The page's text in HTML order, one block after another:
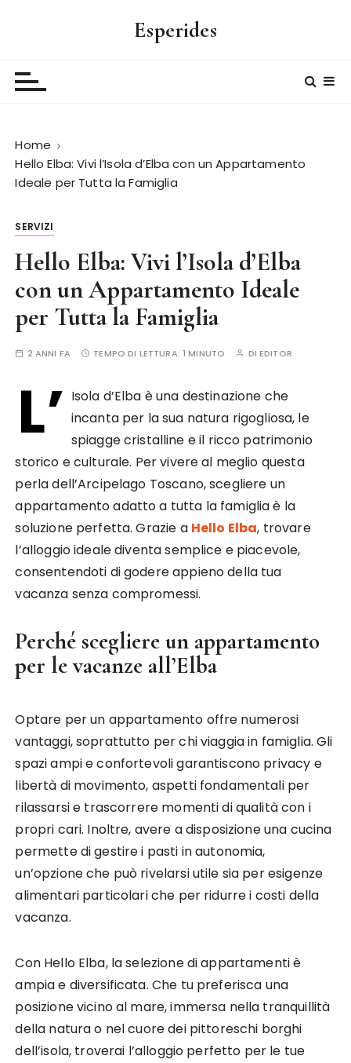
Esperides
Home
Hello Elba: Vivi l’Isola d’Elba con un Appartamento
Ideale per Tutta la Famiglia
SERVIZI
Hello Elba: Vivi l’Isola d’Elba
con un Appartamento Ideale
per Tutta la Famiglia
2 ANNI FA TEMPO DI LETTURA:1 MINUTO DI EDITOR
L’ Isola d’Elba è una destinazione che
incanta per la sua natura rigogliosa, le
spiagge cristalline e il ricco patrimonio
storico e culturale. Per vivere al meglio questa
perla dell’Arcipelago Toscano, scegliere un
appartamento adatto a tutta la famiglia è la
soluzione perfetta. Grazie a Hello Elba, trovare
l’alloggio ideale diventa semplice e piacevole,
consentendoti di godere appieno della tua
vacanza senza compromessi.
Perché scegliere un appartamento
per le vacanze all’Elba
Optare per un appartamento offre numerosi
vantaggi, soprattutto per chi viaggia in famiglia. Gli
spazi ampi e confortevoli garantiscono privacy e
libertà di movimento, aspetti fondamentali per
rilassarsi e trascorrere momenti di qualità con i
propri cari. Inoltre, avere a disposizione una cucina
permette di gestire i pasti in autonomia,
un’opzione che può rivelarsi utile sia per esigenze
alimentari particolari che per ridurre i costi della
vacanza.
Con Hello Elba, la selezione di appartamenti è
ampia e diversificata. Che tu preferisca una
posizione vicino al mare, immersa nella tranquillità
della natura o nel cuore dei pittoreschi borghi
dell’isola, troverai l’alloggio perfetto per le tue